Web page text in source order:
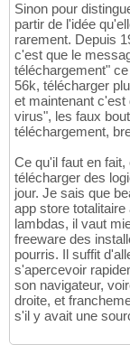
Sinon pour
partir de l'idée
rarement. Depuis
c'est que le
téléchargement"
56k, télécharger
et maintenant c'est
virus", les faux
téléchargement,
Ce qu'il faut en
télécharger des
jour. Je sais que
app store
lambdas, il vaut
freeware des
pourris. Il suffit
s'apercevoir
son navigateur,
droite, et
s'il y avait une